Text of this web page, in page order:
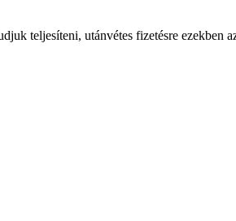
teljesíteni, utánvétes fizetésre ezekben